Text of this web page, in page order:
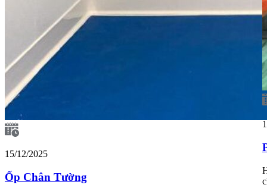
15/12/2025
Ốp Chân Tường